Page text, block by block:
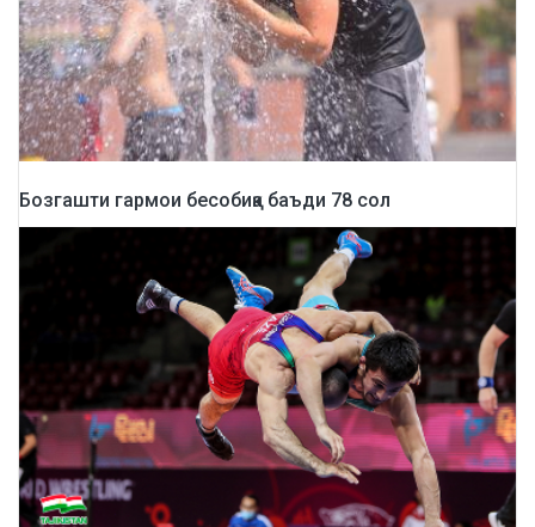
Бозгашти гармои бесобиқа баъди 78 сол